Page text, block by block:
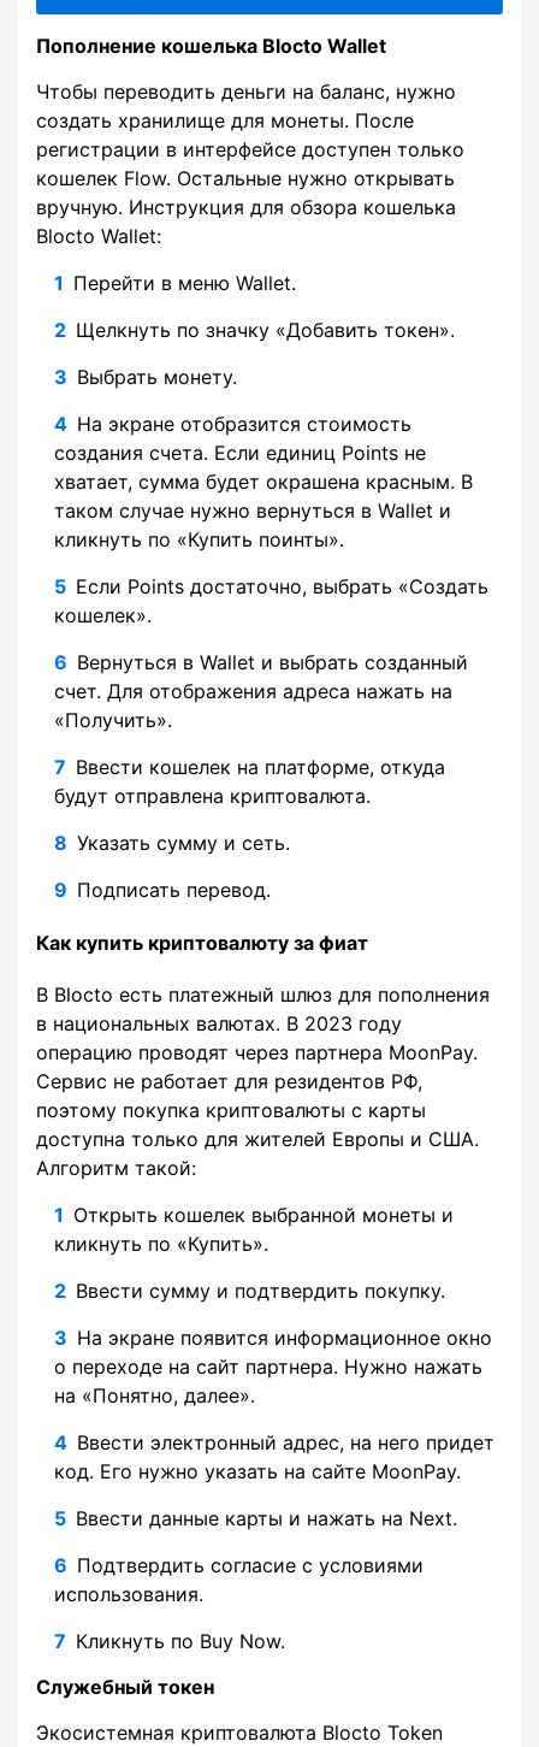
Пополнение кошелька Blocto Wallet
Чтобы переводить деньги на баланс, нужно
создать хранилище для монеты. После
регистрации в интерфейсе доступен только
кошелек Flow. Остальные нужно открывать
вручную. Инструкция для обзора кошелька
Blocto Wallet:
Перейти в меню Wallet.
Щелкнуть по значку «Добавить токен».
Выбрать монету.
На экране отобразится стоимость
создания счета. Если единиц Points не
хватает, сумма будет окрашена красным. В
таком случае нужно вернуться в Wallet и
кликнуть по «Купить поинты».
Если Points достаточно, выбрать «Создать
кошелек».
Вернуться в Wallet и выбрать созданный
счет. Для отображения адреса нажать на
«Получить».
Ввести кошелек на платформе, откуда
будут отправлена криптовалюта.
Указать сумму и сеть.
Подписать перевод.
Как купить криптовалюту за фиат
В Blocto есть платежный шлюз для пополнения
в национальных валютах. В 2023 году
операцию проводят через партнера MoonPay.
Сервис не работает для резидентов РФ,
поэтому покупка криптовалюты с карты
доступна только для жителей Европы и США.
Алгоритм такой:
Открыть кошелек выбранной монеты и
кликнуть по «Купить».
Ввести сумму и подтвердить покупку.
На экране появится информационное окно
о переходе на сайт партнера. Нужно нажать
на «Понятно, далее».
Ввести электронный адрес, на него придет
код. Его нужно указать на сайте MoonPay.
Ввести данные карты и нажать на Next.
Подтвердить согласие с условиями
использования.
Кликнуть по Buy Now.
Служебный токен
Экосистемная криптовалюта Blocto Token